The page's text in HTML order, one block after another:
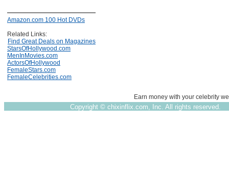
Amazon.com 100 Hot DVDs
Related Links:
Find Great Deals on Magazines
StarsOfHollywood.com
MenInMovies.com
ActorsOfHollywood
FemaleStars.com
FemaleCelebrities.com
Earn money with your celebrity
Copyright © chixinflix.com, Inc. All rights reserved.